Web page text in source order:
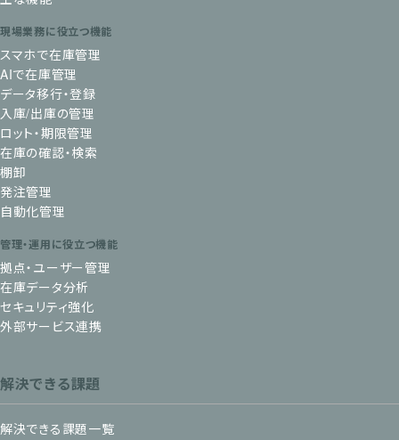
現場業務に役立つ機能
スマホで在庫管理
AIで在庫管理
データ移行・登録
入庫/出庫の管理
ロット・期限管理
在庫の確認・検索
棚卸
発注管理
自動化管理
管理・運用に役立つ機能
拠点・ユーザー管理
在庫データ分析
セキュリティ強化
外部サービス連携
解決できる課題
解決できる課題一覧